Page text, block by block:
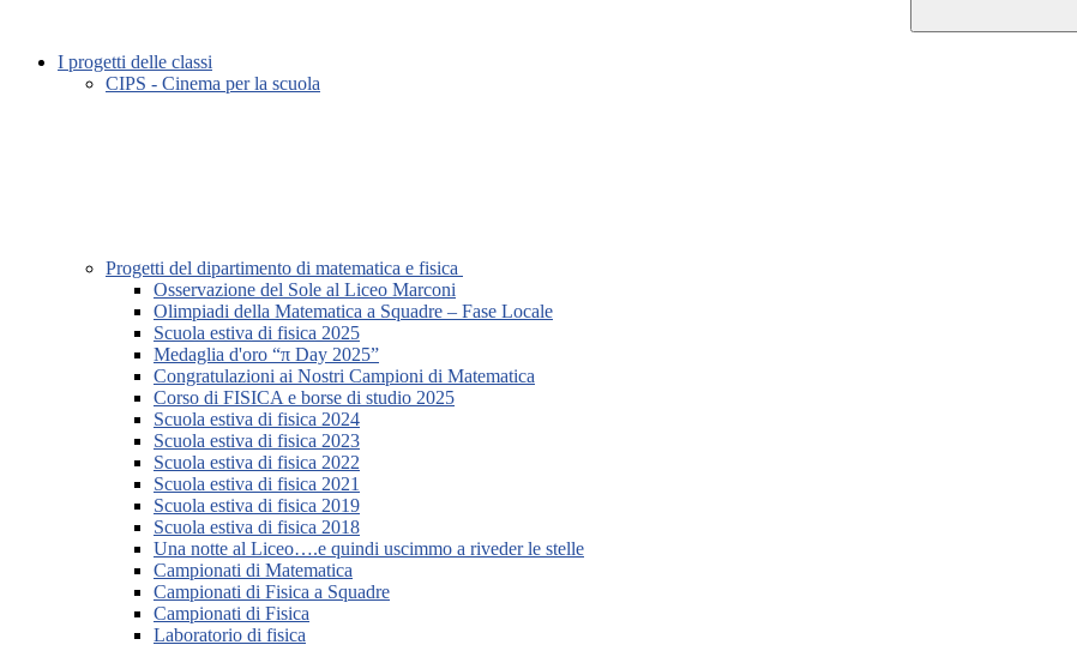
I progetti delle classi
CIPS - Cinema per la scuola
Progetti del dipartimento di matematica e fisica
Osservazione del Sole al Liceo Marconi
Olimpiadi della Matematica a Squadre – Fase Locale
Scuola estiva di fisica 2025
Medaglia d'oro “π Day 2025”
Congratulazioni ai Nostri Campioni di Matematica
Corso di FISICA e borse di studio 2025
Scuola estiva di fisica 2024
Scuola estiva di fisica 2023
Scuola estiva di fisica 2022
Scuola estiva di fisica 2021
Scuola estiva di fisica 2019
Scuola estiva di fisica 2018
Una notte al Liceo….e quindi uscimmo a riveder le stelle
Campionati di Matematica
Campionati di Fisica a Squadre
Campionati di Fisica
Laboratorio di fisica